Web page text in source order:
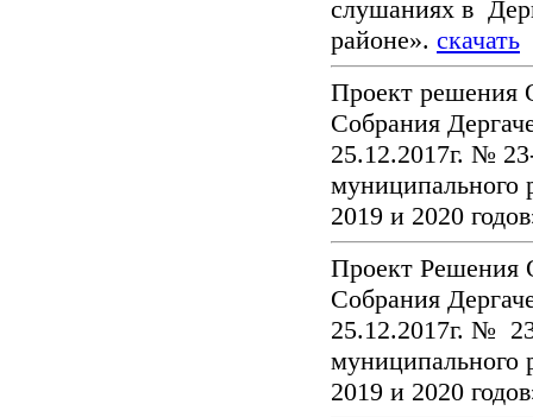
слушаниях в
районе». скачать
Проект решения
Собрания
25.12.2017г. №
муниципального
2019 и 2020
Проект Решения
Собрания
25.12.2017г. №
муниципального
2019 и 2020